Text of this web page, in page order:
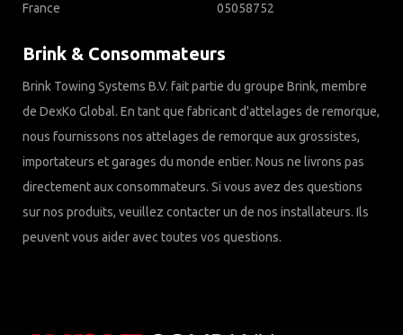
France
05058752
Brink & Consommateurs
Brink Towing Systems B.V. fait partie du groupe Brink, membre
de DexKo Global. En tant que fabricant d'attelages de remorque,
nous fournissons nos attelages de remorque aux grossistes,
importateurs et garages du monde entier. Nous ne livrons pas
directement aux consommateurs. Si vous avez des questions
sur nos produits, veuillez contacter un de nos installateurs. Ils
peuvent vous aider avec toutes vos questions.